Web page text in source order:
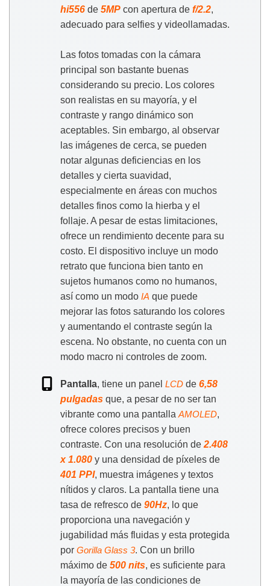
hi556 de 5MP con apertura de f/2.2,
adecuado para selfies y videollamadas.
Las fotos tomadas con la cámara
principal son bastante buenas
considerando su precio. Los colores
son realistas en su mayoría, y el
contraste y rango dinámico son
aceptables. Sin embargo, al observar
las imágenes de cerca, se pueden
notar algunas deficiencias en los
detalles y cierta suavidad,
especialmente en áreas con muchos
detalles finos como la hierba y el
follaje. A pesar de estas limitaciones,
ofrece un rendimiento decente para su
costo. El dispositivo incluye un modo
retrato que funciona bien tanto en
sujetos humanos como no humanos,
así como un modo IA que puede
mejorar las fotos saturando los colores
y aumentando el contraste según la
escena. No obstante, no cuenta con un
modo macro ni controles de zoom.
Pantalla, tiene un panel LCD de 6,58
pulgadas que, a pesar de no ser tan
vibrante como una pantalla AMOLED,
ofrece colores precisos y buen
contraste. Con una resolución de 2.408
x 1.080 y una densidad de píxeles de
401 PPI, muestra imágenes y textos
nítidos y claros. La pantalla tiene una
tasa de refresco de 90Hz, lo que
proporciona una navegación y
jugabilidad más fluidas y esta protegida
por Gorilla Glass 3. Con un brillo
máximo de 500 nits, es suficiente para
la mayoría de las condiciones de